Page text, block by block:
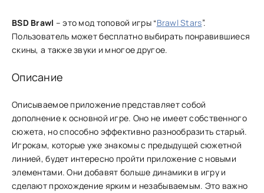
BSD Brawl – это мод топовой игры “Brawl Stars”.
Пользователь может бесплатно выбирать понравившиеся
скины, а также звуки и многое другое.
Описание
Описываемое приложение представляет собой
дополнение к основной игре. Оно не имеет собственного
сюжета, но способно эффективно разнообразить старый.
Игрокам, которые уже знакомы с предыдущей сюжетной
линией, будет интересно пройти приложение с новыми
элементами. Они добавят больше динамики в игру и
сделают прохождение ярким и незабываемым. Это важно